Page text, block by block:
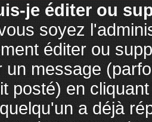
je éditer ou
soyez
éditer ou
un message
posté) en
a déjà